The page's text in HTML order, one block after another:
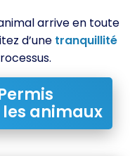
arrive en toute
d’une tranquillité
animaux